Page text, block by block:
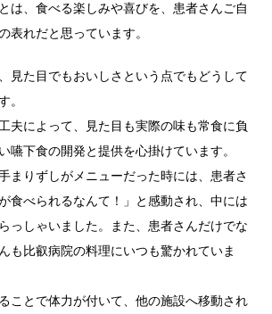
は、食べる楽しみや喜びを、患者さんご自
表れだと思っています。
見た目でもおいしさという点でもどうして
。
夫によって、見た目も実際の味も常食に負
嚥下食の開発と提供を心掛けています。
まりずしがメニューだった時には、患者さ
食べられるなんて！」と感動され、中には
っしゃいました。また、患者さんだけでな
も比叡病院の料理にいつも驚かれていま
ことで体力が付いて、他の施設へ移動され